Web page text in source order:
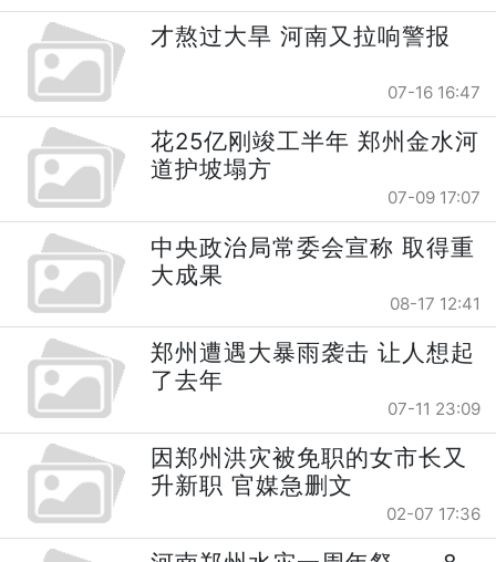
才熬过大旱 河南又拉响警报
07-16 16:47
花25亿刚竣工半年 郑州金水河
道护坡塌方
07-09 17:07
中央政治局常委会宣称 取得重
大成果
08-17 12:41
郑州遭遇大暴雨袭击 让人想起
了去年
07-11 23:09
因郑州洪灾被免职的女市长又
升新职 官媒急删文
02-07 17:36